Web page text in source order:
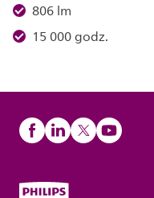
806 lm
15 000 godz.